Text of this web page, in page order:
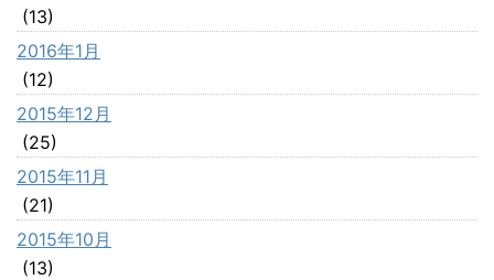
(13)
2016年1月
(12)
2015年12月
(25)
2015年11月
(21)
2015年10月
(13)